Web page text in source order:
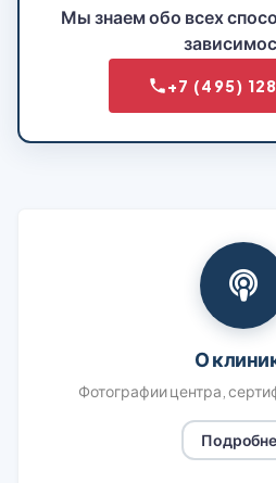
Мы знаем обо всех
+7 (495)
О
Фотографии центра,